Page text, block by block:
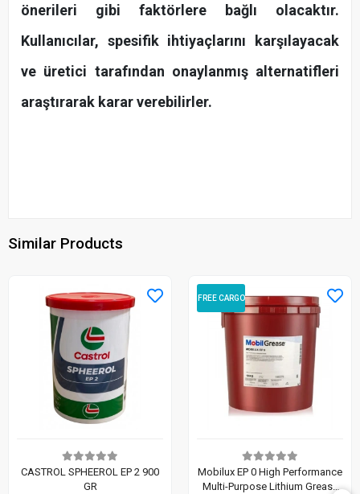
önerileri gibi faktörlere bağlı olacaktır.
Kullanıcılar, spesifik ihtiyaçlarını karşılayacak
ve üretici tarafından onaylanmış alternatifleri
araştırarak karar verebilirler.
Similar Products
CASTROL SPHEEROL EP 2 900
GR
FREE CARGO
Mobilux EP 0 High Performance
Multi-Purpose Lithium Grease